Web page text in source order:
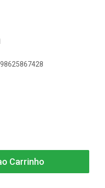
Carrinho